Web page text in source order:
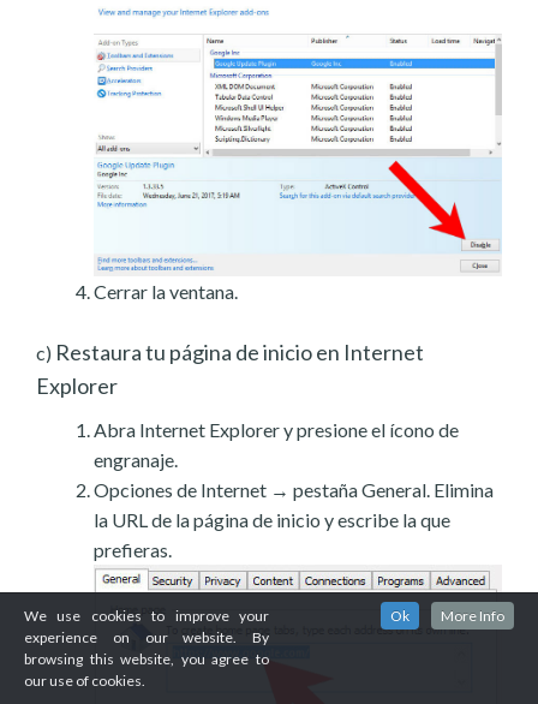
Cerrar la ventana.
c) Restaura tu página de inicio en Internet
Explorer
Abra Internet Explorer y presione el ícono de
engranaje.
Opciones de Internet → pestaña General. Elimina
la URL de la página de inicio y escribe la que
prefieras.
We use cookies to improve your
experience on our website. By
browsing this website, you agree to
our use of cookies.
Ok More Info